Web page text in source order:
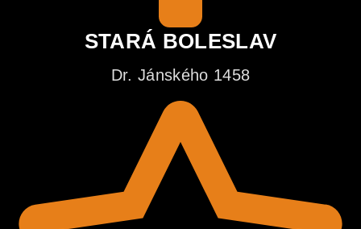
STARÁ BOLESLAV
Dr. Jánského 1458